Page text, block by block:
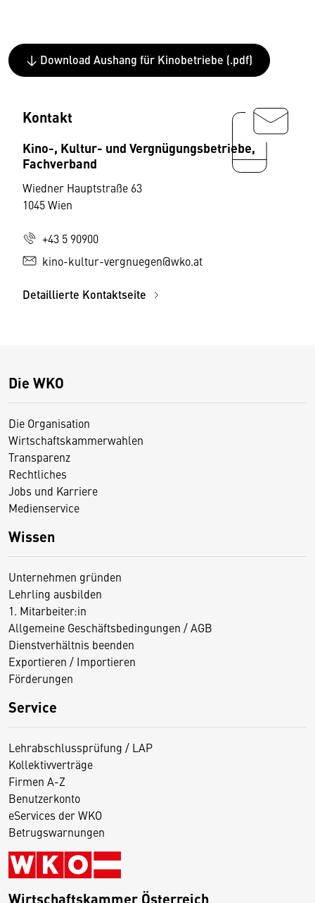
↓ Download Aushang für Kinobetriebe (.pdf)
Kontakt
Kino-, Kultur- und Vergnügungsbetriebe,
Fachverband
Wiedner Hauptstraße 63
1045 Wien
+43 5 90900
kino-kultur-vergnuegen@wko.at
Detaillierte Kontaktseite
Die WKO
Die Organisation
Wirtschaftskammerwahlen
Transparenz
Rechtliches
Jobs und Karriere
Medienservice
Wissen
Unternehmen gründen
Lehrling ausbilden
1. Mitarbeiter:in
Allgemeine Geschäftsbedingungen / AGB
Dienstverhältnis beenden
Exportieren / Importieren
Förderungen
Service
Lehrabschlussprüfung / LAP
Kollektivverträge
Firmen A-Z
Benutzerkonto
eServices der WKO
Betrugswarnungen
Wirtschaftskammer Österreich